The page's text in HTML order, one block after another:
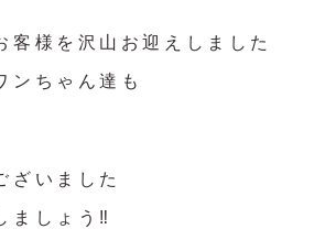
客様を沢山お迎えしました
ンちゃん達も
ざいました
ましょう‼︎